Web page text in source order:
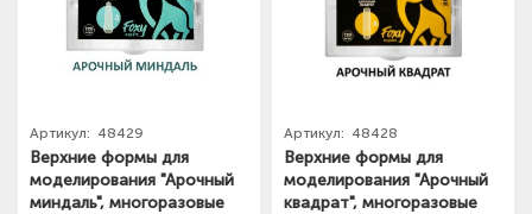
Артикул: 48429
Верхние формы для
моделирования "Арочный
миндаль", многоразовые
Артикул: 48428
Верхние формы для
моделирования "Арочный
квадрат", многоразовые